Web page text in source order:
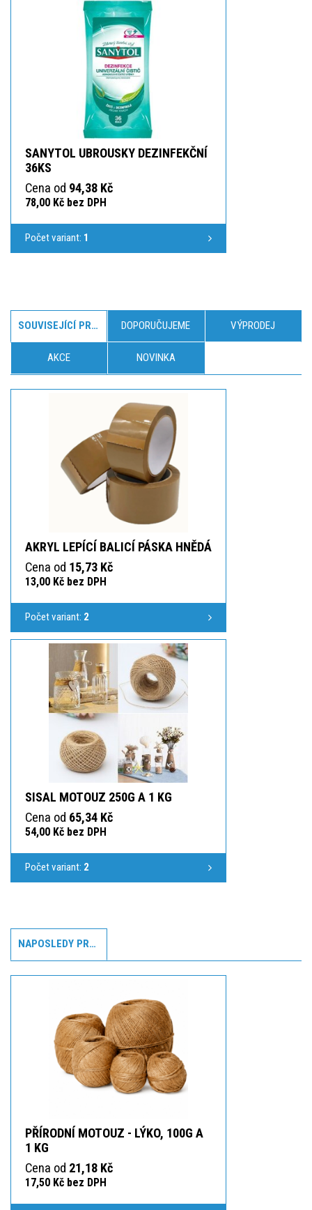
SANYTOL UBROUSKY DEZINFEKČNÍ
36KS
Cena od 94,38 Kč
78,00 Kč bez DPH
Počet variant: 1
SOUVISEJÍCÍ PRODUKTY DOPORUČUJEME VÝPRODEJ
AKCE NOVINKA
AKRYL LEPÍCÍ BALICÍ PÁSKA HNĚDÁ
Cena od 15,73 Kč
13,00 Kč bez DPH
Počet variant: 2
SISAL MOTOUZ 250G A 1 KG
Cena od 65,34 Kč
54,00 Kč bez DPH
Počet variant: 2
NAPOSLEDY PROHLÍŽENÉ
PŘÍRODNÍ MOTOUZ - LÝKO, 100G A
1 KG
Cena od 21,18 Kč
17,50 Kč bez DPH